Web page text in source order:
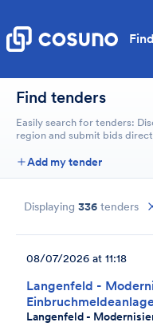
Find tenders
Easily search for tenders:
region and submit bids
Add my tender
Displaying 336 tenders
Langenfeld -
Langenfeld -
08/07/2026 at 11:18